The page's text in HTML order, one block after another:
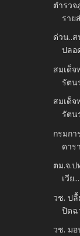
ตำรว
ราย
ด่วน..
ปลอ
สมเด็จ
รัตน
สมเด็จ
รัตน
กรมก
ดาร
ตม.จ.
เวีย...
วช. ปลื้
ปิดฉ
วช. ม